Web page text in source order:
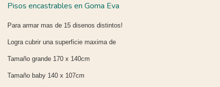
Pisos encastrables en Goma Eva
Para armar mas de 15 disenos distintos!
Logra cubrir una superficie maxima de
Tamaño grande 170 x 140cm
Tamaño baby 140 x 107cm